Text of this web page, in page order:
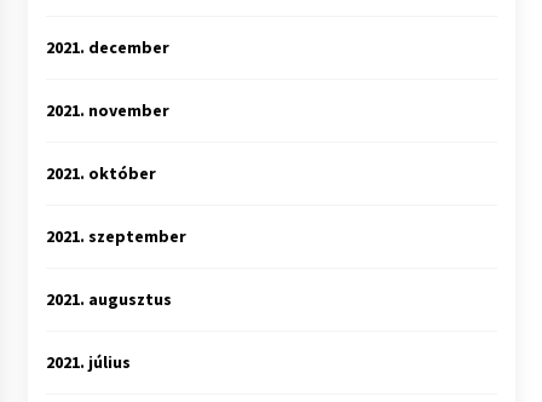
2021. december
2021. november
2021. október
2021. szeptember
2021. augusztus
2021. július